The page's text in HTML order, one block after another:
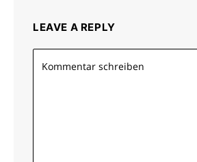
LEAVE A REPLY